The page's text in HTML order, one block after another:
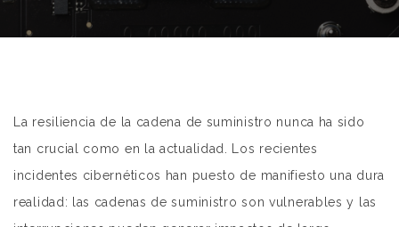
La resiliencia de la cadena de suministro nunca ha sido
tan crucial como en la actualidad. Los recientes
incidentes cibernéticos han puesto de manifiesto una dura
realidad: las cadenas de suministro son vulnerables y las